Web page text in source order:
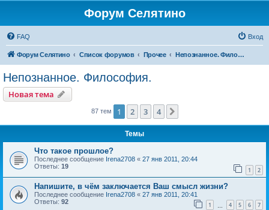
Форум Селятино
FAQ Вход
Форум Селятино Список форумов Прочее Непознанное. Философия.
Непознанное. Философия.
Новая тема
87 тем 1 2 3 4
Темы
Что такое прошлое?
Последнее сообщение Irena2708 « 27 янв 2011, 20:44
Ответы: 19 1 2
Напишите, в чём заключается Ваш смысл жизни?
Последнее сообщение Irena2708 « 27 янв 2011, 20:41
Ответы: 92 1 4 5 6 7